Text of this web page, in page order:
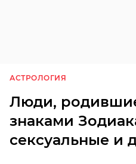
АСТРОЛОГИЯ
Люди,
знаками
сексуальные и